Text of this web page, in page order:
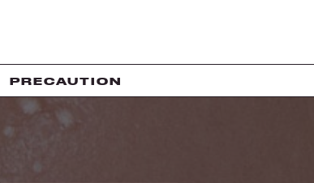
PRECAUTION